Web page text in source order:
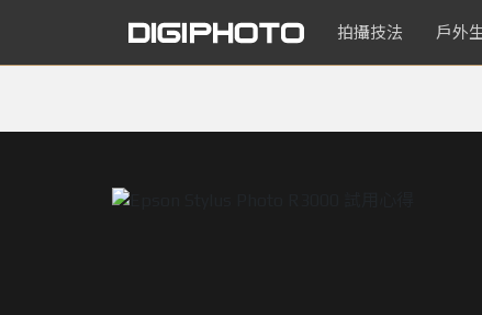
拍攝技法 戶外